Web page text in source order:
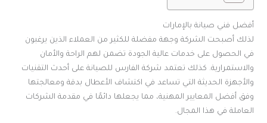
أفضل فني صيانة بالإمارات
لذلك أصبحت الشركة وجهة مفضلة للكثير من العملاء الذين يرغبون
في الحصول على خدمات عالية الجودة تضمن لهم الراحة والأمان
والاستمرارية. كذلك تعتمد شركة الفارس للصيانة على أحدث التقنيات
والأجهزة الحديثة التي تساعد في اكتشاف الأعطال بدقة ومعالجتها
وفق أفضل المعايير المهنية، مما يجعلها دائمًا في مقدمة الشركات
العاملة في هذا المجال.